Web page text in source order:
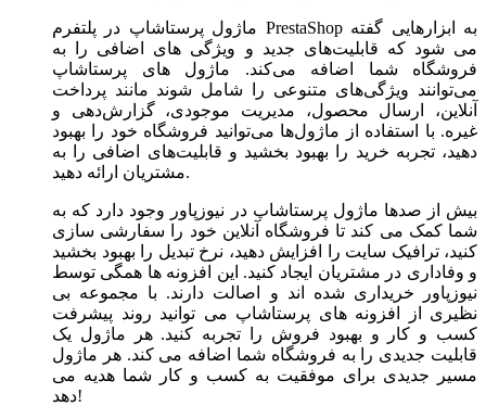
ماژول‌ پرستاشاپ در پلتفرم PrestaShop به ابزارهایی گفته
می شود که قابلیت‌های جدید و ویژگی های اضافی را به
فروشگاه شما اضافه می‌کند. ماژول های پرستاشاپ
می‌توانند ویژگی‌های متنوعی را شامل شوند مانند پرداخت
آنلاین، ارسال محصول، مدیریت موجودی، گزارش‌دهی و
غیره. با استفاده از ماژول‌ها می‌توانید فروشگاه خود را بهبود
دهید، تجربه خرید را بهبود بخشید و قابلیت‌های اضافی را به
مشتریان ارائه دهید.
بیش از صدها ماژول پرستاشاپ در نیوزپاور وجود دارد که به
شما کمک می کند تا فروشگاه آنلاین خود را سفارشی سازی
کنید، ترافیک سایت را افزایش دهید، نرخ تبدیل را بهبود بخشید
و وفاداری در مشتریان ایجاد کنید. این افزونه ها همگی توسط
نیوزپاور خریداری شده اند و اصالت دارند. با مجموعه بی
نظیری از افزونه های پرستاشاپ می توانید روند پیشرفت
کسب و کار و بهبود فروش را تجربه کنید. هر ماژول یک
قابلیت جدیدی را به فروشگاه شما اضافه می کند. هر ماژول
مسیر جدیدی برای موفقیت به کسب و کار شما هدیه می
دهد!